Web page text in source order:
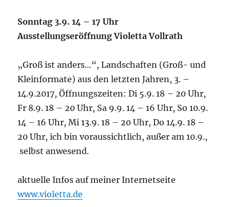
Sonntag 3.9. 14 – 17 Uhr
Ausstellungseröffnung Violetta Vollrath
„Groß ist anders…“, Landschaften (Groß- und
Kleinformate) aus den letzten Jahren, 3. –
14.9.2017, Öffnungszeiten: Di 5.9. 18 – 20 Uhr,
Fr 8.9. 18 – 20 Uhr, Sa 9.9. 14 – 16 Uhr, So 10.9.
14 – 16 Uhr, Mi 13.9. 18 – 20 Uhr, Do 14.9. 18 –
20 Uhr, ich bin voraussichtlich, außer am 10.9.,
selbst anwesend.
aktuelle Infos auf meiner Internetseite
www.violetta.de